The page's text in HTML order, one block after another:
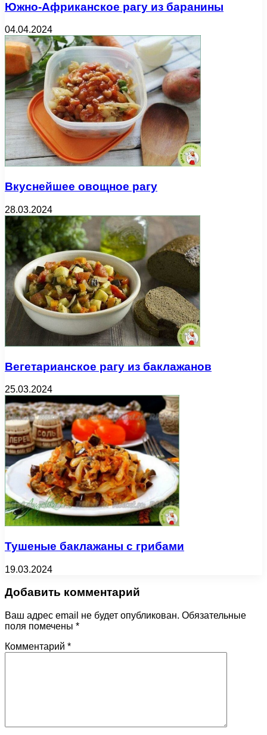
Южно-Африканское рагу из баранины
04.04.2024
Вкуснейшее овощное рагу
28.03.2024
Вегетарианское рагу из баклажанов
25.03.2024
Тушеные баклажаны с грибами
19.03.2024
Добавить комментарий
Ваш адрес email не будет опубликован. Обязательные
поля помечены *
Комментарий *